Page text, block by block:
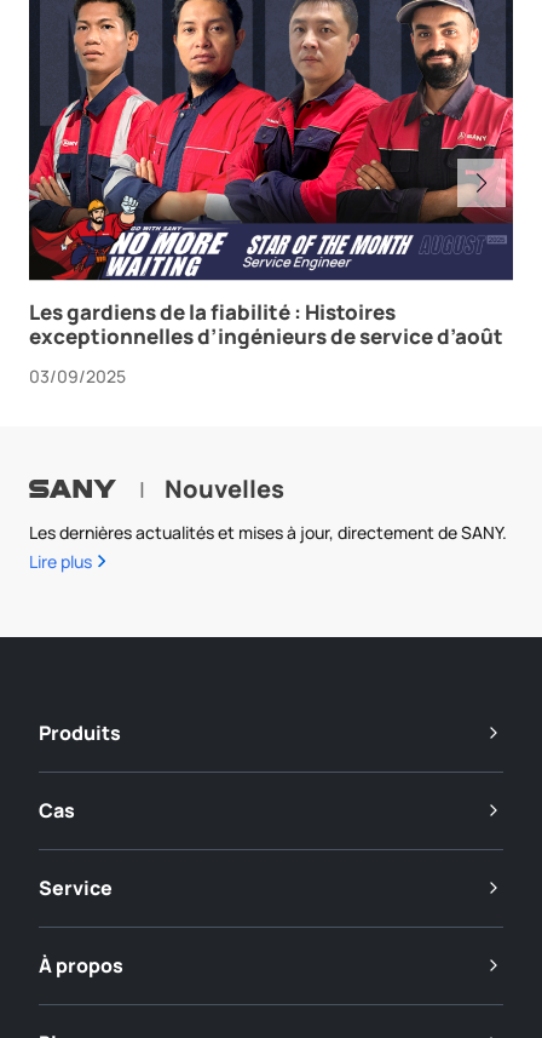
Les gardiens de la fiabilité : Histoires
exceptionnelles d’ingénieurs de service d’août
03/09/2025
| Nouvelles
Les dernières actualités et mises à jour, directement de SANY.
Lire plus
Produits
Cas
Service
À propos